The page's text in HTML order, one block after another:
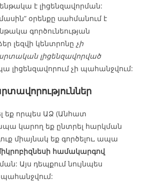
ենթակա է լիցենզավորման:
օրենքը սահմանում է
գործունեության
լեզվի կենտրոնըչի
լիցենզավորված
լիցենզավորում չի պահանջվում:
եք որպես ԱՁ (Անհատ
կարող եք ընտրել հարկման
միայնակ եք գործելու, ապա
համակարգով
Այս դեպքում նույնպես
պահանջվում: